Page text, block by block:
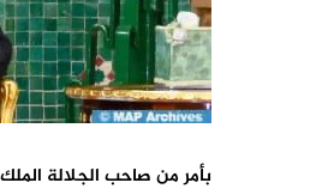
بأمر من صاحب الجلالة